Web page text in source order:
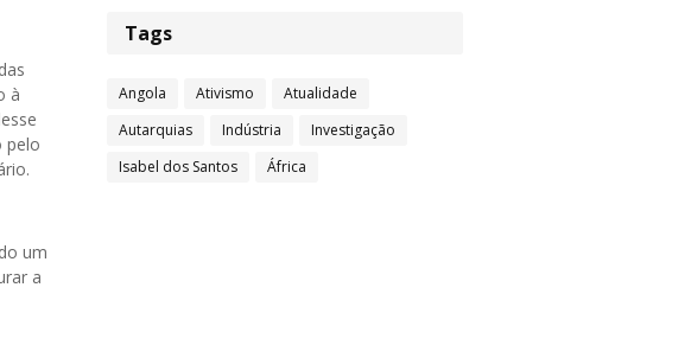
à
pelo
um
a
Tags
Angola Ativismo
Atualidade
Autarquias
Indústria
Investigação
Isabel dos Santos
África